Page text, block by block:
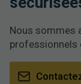
Nous sommes
professionnels